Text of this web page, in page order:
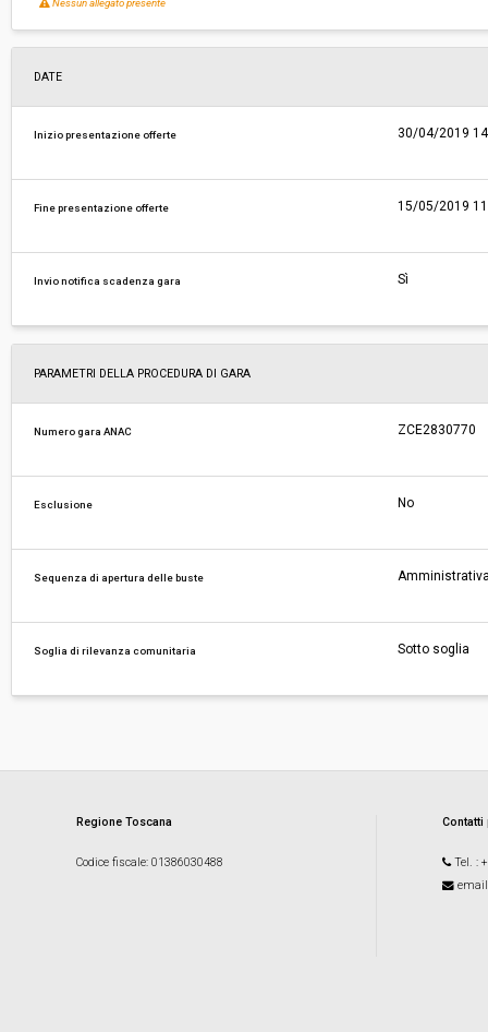
Nessun allegato presente
DATE
Inizio presentazione offerte 30/04/2019
Fine presentazione offerte 15/05/2019
Invio notifica scadenza gara Sì
PARAMETRI DELLA PROCEDURA DI GARA
Numero gara ANAC ZCE2830770
Esclusione No
Sequenza di apertura delle buste
Soglia di rilevanza comunitaria Sotto soglia
Regione Toscana
Codice fiscale: 01386030488 Tel. :
email